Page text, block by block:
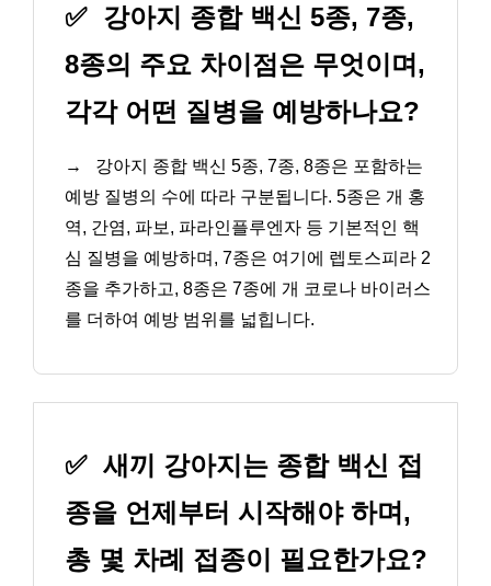
✅ 강아지 종합 백신 5종, 7종,
8종의 주요 차이점은 무엇이며,
각각 어떤 질병을 예방하나요?
→
강아지 종합 백신 5종, 7종, 8종은 포함하는
예방 질병의 수에 따라 구분됩니다. 5종은 개 홍
역, 간염, 파보, 파라인플루엔자 등 기본적인 핵
심 질병을 예방하며, 7종은 여기에 렙토스피라 2
종을 추가하고, 8종은 7종에 개 코로나 바이러스
를 더하여 예방 범위를 넓힙니다.
✅ 새끼 강아지는 종합 백신 접
종을 언제부터 시작해야 하며,
총 몇 차례 접종이 필요한가요?